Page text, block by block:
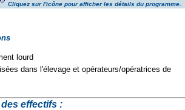
Cliquez sur l'icône pour afficher les détails du programme.
lourd
dans l'élevage et opérateurs/opératrices de
effectifs :